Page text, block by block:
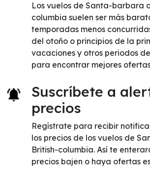
Los vuelos de Santa-barbara
columbia suelen ser más
temporadas menos
del otoño o principios de la
vacaciones y otros periodos
para encontrar mejores
Suscríbete a
precios
Regístrate para recibir
los precios de los vuelos de
British-columbia. Así te
precios bajen o haya ofertas